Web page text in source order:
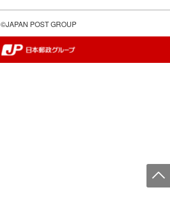
©JAPAN POST GROUP